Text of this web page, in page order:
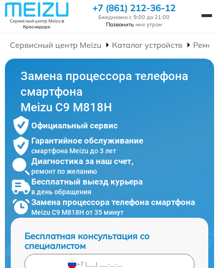
Сервисный центр Meizuв
Краснодаре
+7 (861) 212-36-12
Ежедневно с 9:00 до 21:00
Позвонить мне утром
Сервисный центр Meizu Каталог устройств
Замена процессора телефона
смартфона
Meizu C9 M818H
Официальный сервис
Гарантийное обслуживание
смартфона Meizu до 3 лет
Диагностика за наш счет,
ремонт по желанию
Бесплатный выезд курьера
в день обращения
Замена процессора телефона смартфона
Meizu C9 M818H от 35 минут
Бесплатная консультация со
специалистом